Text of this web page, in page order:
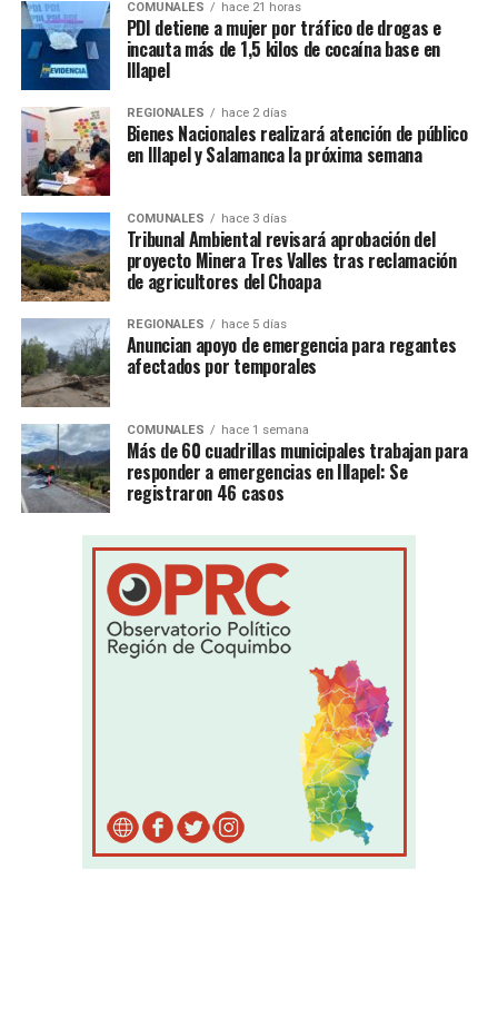
COMUNALES hace 21 horas
PDI detiene a mujer por tráfico de drogas e
incauta más de 1,5 kilos de cocaína base en
Illapel
REGIONALES hace 2 días
Bienes Nacionales realizará atención de público
en Illapel y Salamanca la próxima semana
COMUNALES hace 3 días
Tribunal Ambiental revisará aprobación del
proyecto Minera Tres Valles tras reclamación
de agricultores del Choapa
REGIONALES hace 5 días
Anuncian apoyo de emergencia para regantes
afectados por temporales
COMUNALES hace 1 semana
Más de 60 cuadrillas municipales trabajan para
responder a emergencias en Illapel: Se
registraron 46 casos